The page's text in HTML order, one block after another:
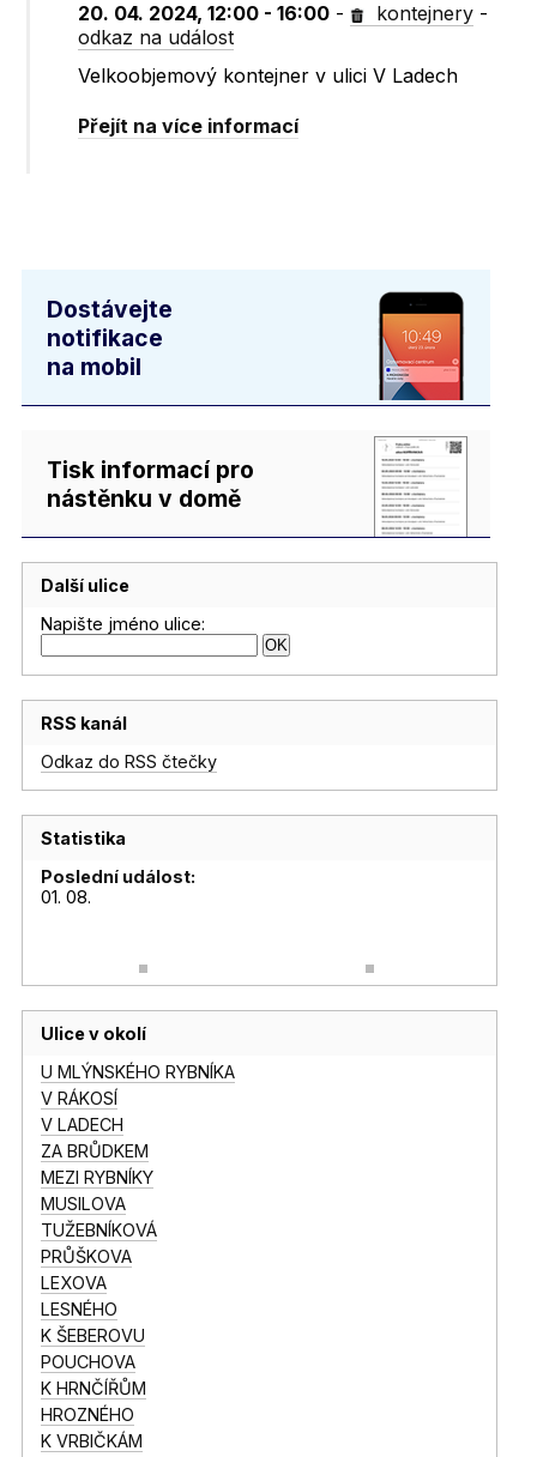
20. 04. 2024, 12:00 - 16:00 - kontejnery -
odkaz na událost
Velkoobjemový kontejner v ulici V Ladech
Přejít na více informací
Dostávejte
notifikace
na mobil
Tisk informací pro
nástěnku v domě
Další ulice
Napište jméno ulice:
RSS kanál
Odkaz do RSS čtečky
Statistika
Poslední událost:
01. 08.
Ulice v okolí
U MLÝNSKÉHO RYBNÍKA
V RÁKOSÍ
V LADECH
ZA BRŮDKEM
MEZI RYBNÍKY
MUSILOVA
TUŽEBNÍKOVÁ
PRŮŠKOVA
LEXOVA
LESNÉHO
K ŠEBEROVU
POUCHOVA
K HRNČÍŘŮM
HROZNÉHO
K VRBIČKÁM